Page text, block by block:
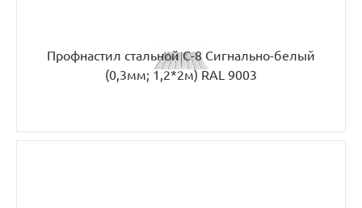
Профнастил стальной С-8 Сигнально-белый
(0,3мм; 1,2*2м) RAL 9003